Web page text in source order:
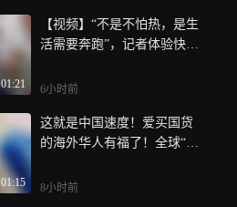
01:21
【视频】“不是不怕热，是生
活需要奔跑”，记者体验快递
水洇透工服，座垫太烫用冰
6小时前
01:15
这就是中国速度！爱买国货
的海外华人有福了！全球“3
8小时前